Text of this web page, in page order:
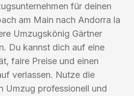
für deinen
am Main nach Andorra la
Umzugskönig Gärtner
Du kannst dich auf eine
faire Preise und einen
verlassen. Nutze die
Umzug professionell und